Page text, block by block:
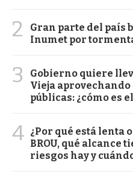
2
Gran parte del país
Inumet por
3
Gobierno quiere
Vieja
públicas: ¿cómo es
4 ¿Por qué está lenta
BROU, qué alcance
riesgos hay y